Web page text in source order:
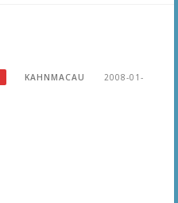
KAHNMACAU
2008-01-